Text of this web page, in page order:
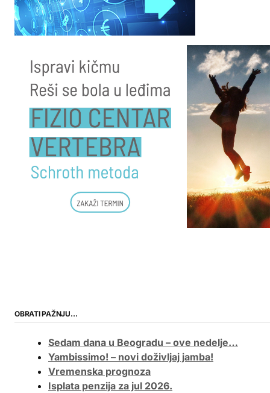
OBRATI PAŽNJU…
Sedam dana u Beogradu – ove nedelje…
Yambissimo! – novi doživljaj jamba!
Vremenska prognoza
Isplata penzija za jul 2026.